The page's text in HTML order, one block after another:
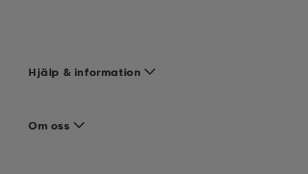
Hjälp & information
Om oss